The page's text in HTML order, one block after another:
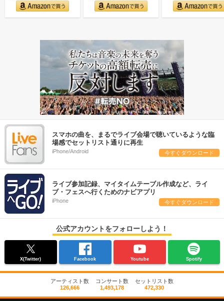
GARDEN (特典な…
スマホの曲を、まるでライブ会場で聴いているような臨
場感でセットリスト通りに再生
iPhone/Android 今すぐダウンロード
ライブ参加記録、マイタイムテーブル作成など、ライ
ブ・フェスへ行くためのナビアプリ
iPhone 今すぐダウンロード
公式アカウントをフォローしよう！
X(Twitter) Facebook Youtube Spotify
アーティスト数
126,666
コンサート数
1,493,178
セットリスト数
472,330